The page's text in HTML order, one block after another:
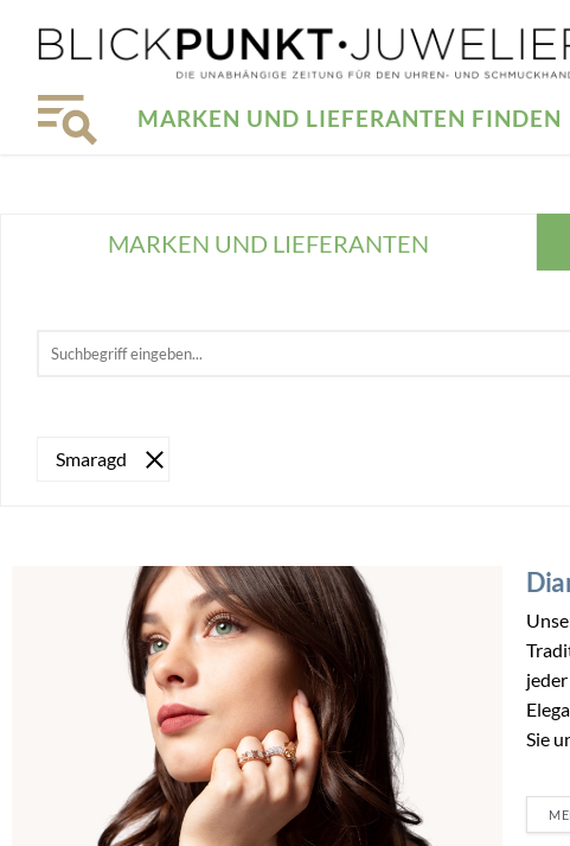
MARKEN UND LIEFERANTEN FINDEN
MARKEN UND LIEFERANTEN
Smaragd
Sie